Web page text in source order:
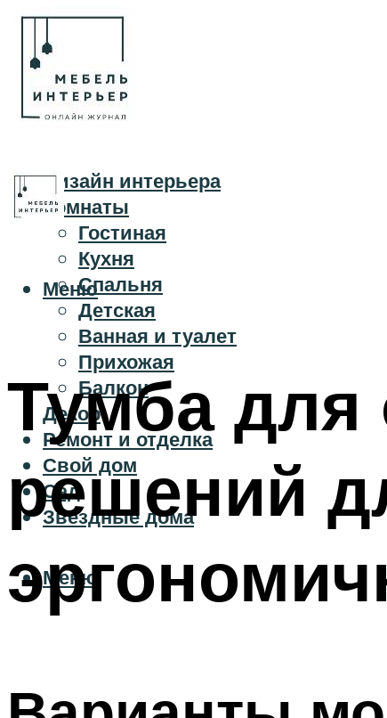
Дизайн интерьера
Комнаты
Гостиная
Кухня
Спальня
Детская
Ванная и туалет
Прихожая
Балкон
Декор
Ремонт и отделка
Свой дом
Сад
Звездные дома
Меню
Меню
Тумба для
решений